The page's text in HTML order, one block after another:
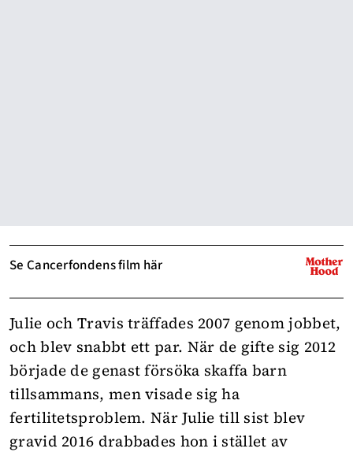
Se Cancerfondens film här
Julie och Travis träffades 2007 genom jobbet,
och blev snabbt ett par. När de gifte sig 2012
började de genast försöka skaffa barn
tillsammans, men visade sig ha
fertilitetsproblem. När Julie till sist blev
gravid 2016 drabbades hon i stället av